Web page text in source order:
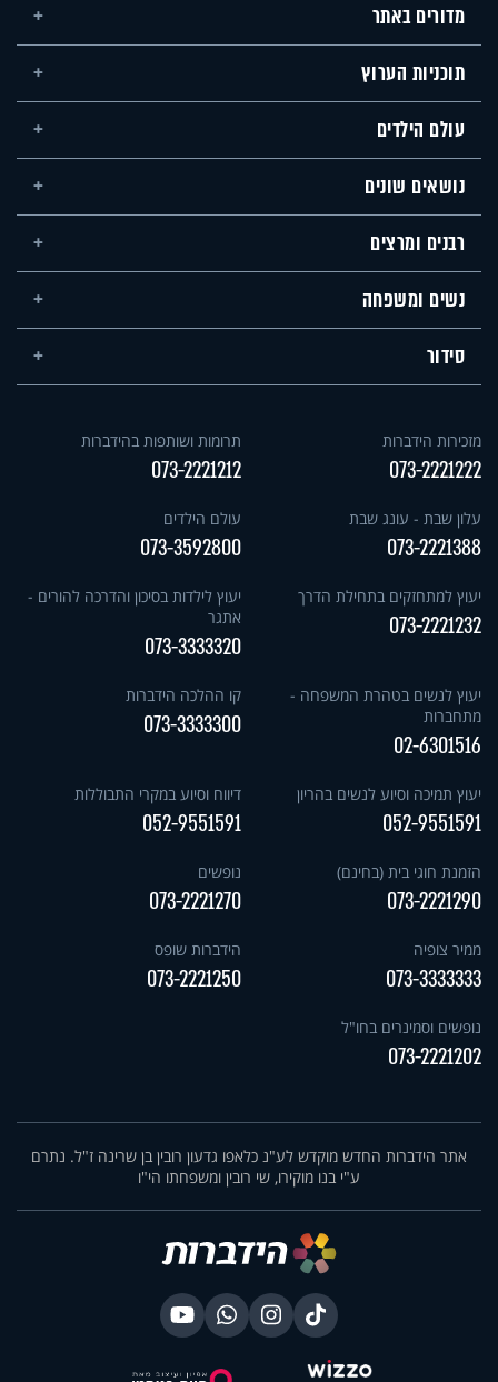
מדורים באתר
תוכניות הערוץ
עולם הילדים
נושאים שונים
רבנים ומרצים
נשים ומשפחה
סידור
מזכירות הידברות
073-2221222
תרומות ושותפות בהידברות
073-2221212
עלון שבת - עונג שבת
073-2221388
עולם הילדים
073-3592800
יעוץ למתחזקים בתחילת הדרך
073-2221232
יעוץ לילדות בסיכון והדרכה להורים -
אתגר
073-3333320
יעוץ לנשים בטהרת המשפחה -
מתחברות
02-6301516
קו ההלכה הידברות
073-3333300
יעוץ תמיכה וסיוע לנשים בהריון
052-9551591
דיווח וסיוע במקרי התבוללות
052-9551591
הזמנת חוגי בית (בחינם)
073-2221290
נופשים
073-2221270
ממיר צופיה
073-3333333
הידברות שופס
073-2221250
נופשים וסמינרים בחו"ל
073-2221202
אתר הידברות החדש מוקדש לע"נ כלאפו גדעון רובין בן שרינה ז"ל. נתרם
ע"י בנו מוקירו, שי רובין ומשפחתו הי"ו